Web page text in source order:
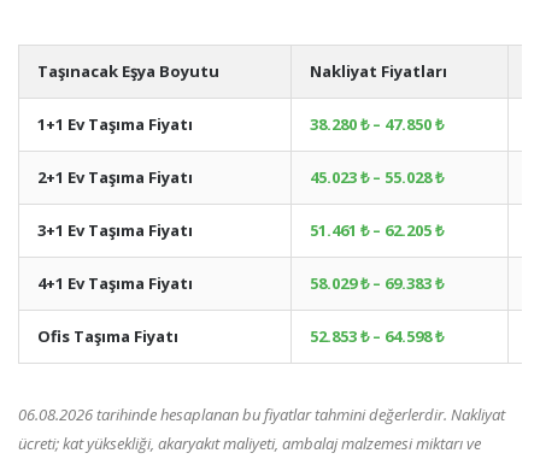
Taşınacak Eşya Boyutu Nakliyat Fiyatları
1+1 Ev Taşıma Fiyatı 38.280 ₺ – 47.850 ₺
2+1 Ev Taşıma Fiyatı 45.023 ₺ – 55.028 ₺
3+1 Ev Taşıma Fiyatı 51.461 ₺ – 62.205 ₺
4+1 Ev Taşıma Fiyatı 58.029 ₺ – 69.383 ₺
Ofis Taşıma Fiyatı 52.853 ₺ – 64.598 ₺
06.08.2026 tarihinde hesaplanan bu fiyatlar tahmini değerlerdir. Nakliyat
ücreti; kat yüksekliği, akaryakıt maliyeti, ambalaj malzemesi miktarı ve